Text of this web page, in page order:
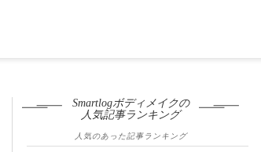
Smartlogボディメイクの
人気記事ランキング
人気のあった記事ランキング